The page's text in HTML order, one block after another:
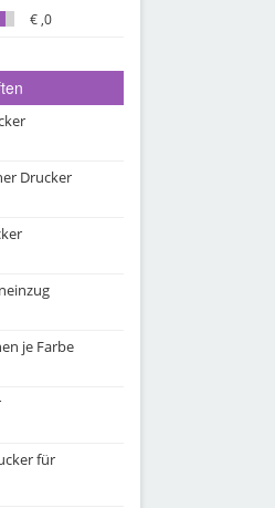
€ ,0
Drucker
je Farbe
für